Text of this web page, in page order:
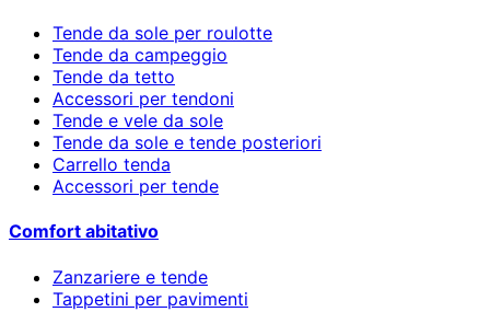
Tende da sole per roulotte
Tende da campeggio
Tende da tetto
Accessori per tendoni
Tende e vele da sole
Tende da sole e tende posteriori
Carrello tenda
Accessori per tende
Comfort abitativo
Zanzariere e tende
Tappetini per pavimenti